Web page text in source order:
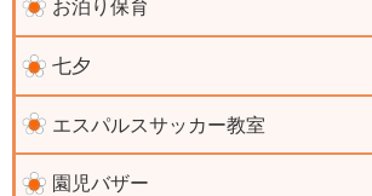
お泊り保育
七夕
エスパルスサッカー教室
園児バザー